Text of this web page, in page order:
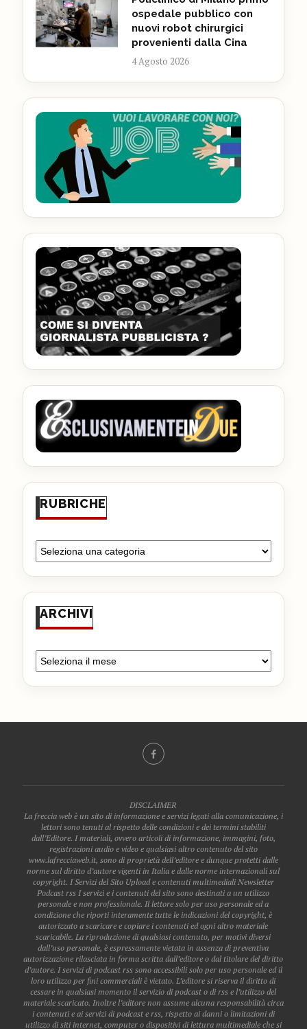
ospedale pubblico con
nuovi robot chirurgici
provenienti dalla Cina
4 Agosto 2026
RUBRICHE
ARCHIVI
DISCLAIMER
La freccia web è un sito di informazione e servizi legati alla comunicazione, i
lettori sono tenuti al rispetto delle condizioni e dei termini stabiliti
dall’Editore. I materiali, ovvero articoli di informazione, immagini, foto,
registrazioni audio e video e qualsiasi altro contenuto del sito
www.lafrecciaweb.it, sono di proprietà dell’editore e dunque protetti dalle
norme sul diritto d’autore vigenti in Italia e dalle norme internazionali sul
copyright. I Servizi del Sito Upload e contenuti multimediali Newsletter
Podcast rss I servizi e i contenuti del sito sono destinati a un utilizzo
personale e non professionale. Il lettore solo per uso personale ed a
condizione che riporti interamente tutte le indicazioni del copyright, è
autorizzato a scaricare e copiare i contenuti ed ogni altro materiale
scaricabile. La riproduzione di qualsiasi contenuto, per motivi diversi
dall’uso personale, è espressamente vietata in assenza di preventiva
autorizzazione rilasciata in forma scritta dall’editore o dal titolare del diritto
d’autore. I servizi di podcast rss sono accessibili solo per uso personale ed il
loro utilizzo per fini commerciali è vietato. L’editore si riserva il diritto di
cessare in qualsiasi momento il servizio di podcast o di rss e l’utilizzo del
materiale scaricato. Inoltre l’editore non assume alcuna responsabilità circa
i contenuti e ai servizi di podcast e rss, rispetto ai danni o limitazioni di
utilizzo di siti internet, computer o dispositivi di lettura multimediale che si